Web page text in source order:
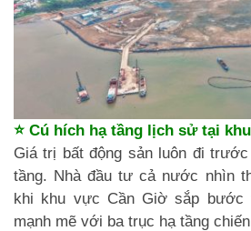
⭐ Cú hích hạ tầng lịch sử tại
Giá trị bất động sản luôn đi
tầng. Nhà đầu tư cả nước nhìn
khi khu vực Cần Giờ sắp bước
mạnh mẽ với ba trục hạ tầng